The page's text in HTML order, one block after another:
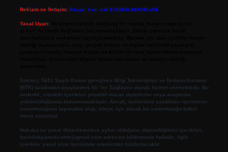
Reklam ve İletişim: Skype: live:.cid.575569c608265c69
Yasal Uyarı:
Sitemiz, 5651 Sayılı Kanun gereğince Bilgi Teknolojileri ve İletişim Kurumu
(BTK) tarafından onaylanmış bir Yer Sağlayıcı olarak hizmet vermektedir. Bu
nedenle, sitedeki içerikleri proaktif olarak denetleme veya araştırma
yükümlülüğümüz bulunmamaktadır. Ancak, üyelerimiz yazdıkları içeriklerin
sorumluluğunu taşımakta olup, siteye üye olarak bu sorumluluğu kabul
etmiş sayılırlar.
Hukuka ve yasal düzenlemelere aykırı olduğunu düşündüğünüz içerikleri,
backlinkpanelicomtr@gmail.com adresine bildirmeniz halinde, ilgili
içerikler yasal süre içerisinde sitemizden kaldırılacaktır.